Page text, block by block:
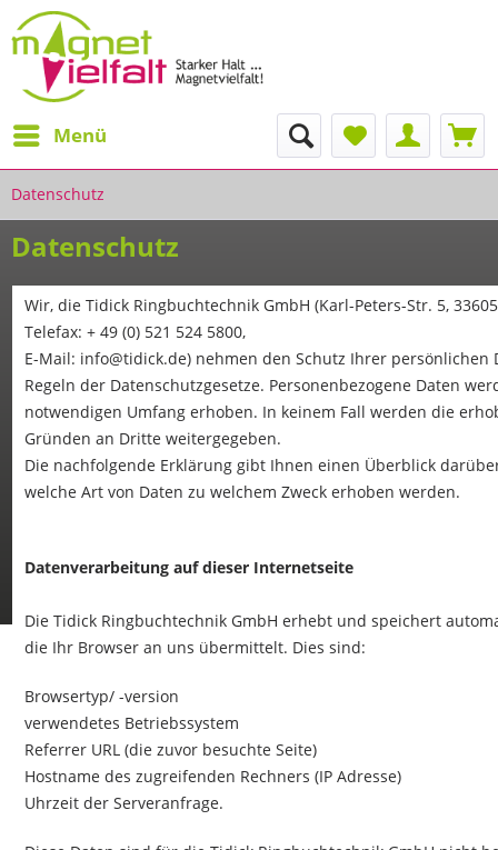
Menü
Datenschutz
Datenschutz
Wir, die Tidick Ringbuchtechnik GmbH (Karl-Peters-Str. 5,
Telefax: + 49 (0) 521 524 5800,
E-Mail: info@tidick.de) nehmen den Schutz Ihrer
Regeln der Datenschutzgesetze. Personenbezogene Daten
notwendigen Umfang erhoben. In keinem Fall werden die
Gründen an Dritte weitergegeben.
Die nachfolgende Erklärung gibt Ihnen einen Überblick
welche Art von Daten zu welchem Zweck erhoben werden.
Datenverarbeitung auf dieser Internetseite
Die Tidick Ringbuchtechnik GmbH erhebt und speichert
die Ihr Browser an uns übermittelt. Dies sind:
Browsertyp/ -version
verwendetes Betriebssystem
Referrer URL (die zuvor besuchte Seite)
Hostname des zugreifenden Rechners (IP Adresse)
Uhrzeit der Serveranfrage.